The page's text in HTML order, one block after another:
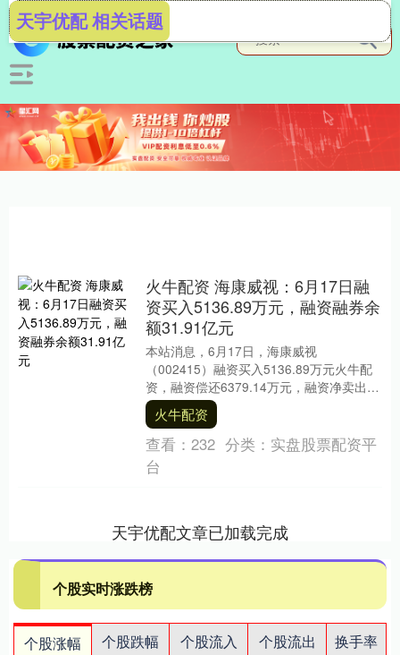
天宇优配 相关话题
火牛配资 海康威视：6月17日融
资买入5136.89万元，融资融券余
额31.91亿元
本站消息，6月17日，海康威视
（002415）融资买入5136.89万元火牛配
资，融资偿还6379.14万元，融资净卖出
1242.25万元，融资余额31.84亿....
火牛配资
查看： 232 分类： 实盘股票配资平
台
天宇优配文章已加载完成
个股实时涨跌榜
个股涨幅 个股跌幅 个股流入 个股流出
换手率